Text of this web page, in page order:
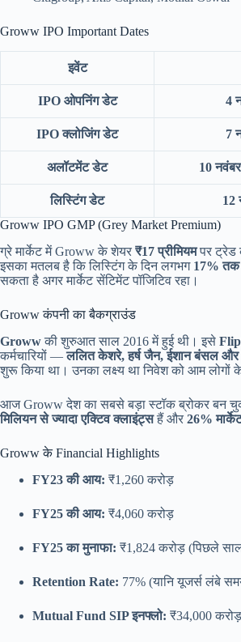
Groww IPO Important Dates
इवेंट
IPO ओपनिंग डेट 4
IPO क्लोजिंग डेट 7
अलॉटमेंट डेट 10
लिस्टिंग डेट
12
Groww IPO GMP (Grey Market Premium)
ग्रे मार्केट में Groww के शेयर ₹17 प्रीमियमपर ट्रेड
इसका मतलब है कि लिस्टिंग के दिन लगभग 17% तक
सकता है अगर मार्केट सेंटिमेंट पॉजिटिव रहा।
Groww कंपनी का बैकग्राउंड
Growwकी शुरुआत साल 2016 में हुई थी। इसे
कर्मचारियों —ललित केशरे, हर्ष जैन, ईशान बंसल और
शुरू किया था। उनका लक्ष्य था निवेश को आम लोगों
आज Groww देश का सबसे बड़ा स्टॉक ब्रोकर बन
मिलियन से ज्यादा एक्टिव क्लाइंट्सहैं और 26%
Groww के Financial Highlights
FY23 की आय: ₹1,260 करोड़
FY25 की आय: ₹4,060 करोड़
FY25 का मुनाफा: ₹1,824 करोड़ (पिछले
Retention Rate: 77% (यानि यूजर्स लंबे
Mutual Fund SIP इनफ्लो: ₹34,000